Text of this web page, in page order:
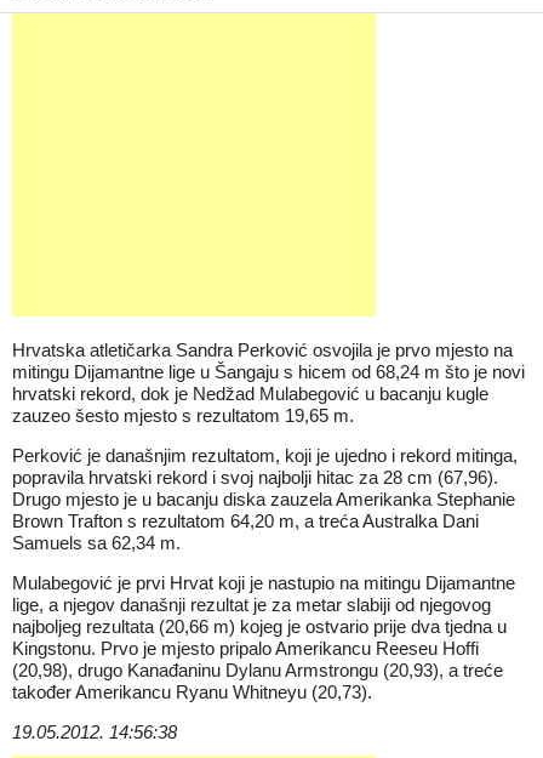
Hrvatska atletičarka Sandra Perković osvojila je prvo mjesto na
mitingu Dijamantne lige u Šangaju s hicem od 68,24 m što je novi
hrvatski rekord, dok je Nedžad Mulabegović u bacanju kugle
zauzeo šesto mjesto s rezultatom 19,65 m.
Perković je današnjim rezultatom, koji je ujedno i rekord mitinga,
popravila hrvatski rekord i svoj najbolji hitac za 28 cm (67,96).
Drugo mjesto je u bacanju diska zauzela Amerikanka Stephanie
Brown Trafton s rezultatom 64,20 m, a treća Australka Dani
Samuels sa 62,34 m.
Mulabegović je prvi Hrvat koji je nastupio na mitingu Dijamantne
lige, a njegov današnji rezultat je za metar slabiji od njegovog
najboljeg rezultata (20,66 m) kojeg je ostvario prije dva tjedna u
Kingstonu. Prvo je mjesto pripalo Amerikancu Reeseu Hoffi
(20,98), drugo Kanađaninu Dylanu Armstrongu (20,93), a treće
također Amerikancu Ryanu Whitneyu (20,73).
19.05.2012. 14:56:38